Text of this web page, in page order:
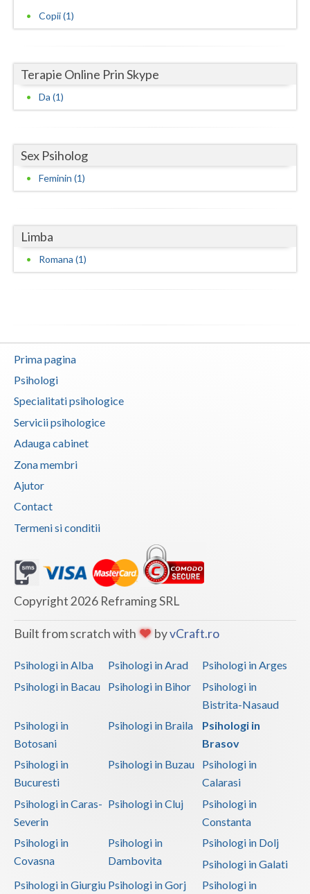
Olt
Salaj
Satu-Mare
Suceava
Teleorman
Tulcea
Valcea
Copii (1)
Terapie Online Prin Skype
Da (1)
Sex Psiholog
Feminin (1)
Limba
Romana (1)
Prima pagina
Psihologi
Specialitati psihologice
Servicii psihologice
Adauga cabinet
Zona membri
Ajutor
Contact
Termeni si conditii
Copyright 2026 Reframing SRL
Built from scratch with byvCraft.ro
Psihologi in Alba Psihologi in Arad
Psihologi in Arges
Psihologi in Bacau
Psihologi in Bihor
Psihologi in
Bistrita-Nasaud
Psihologi in
Botosani
Psihologi in Braila
Psihologi in
Brasov
Psihologi in
Bucuresti
Psihologi in Buzau
Psihologi in
Calarasi
Psihologi in Caras-
Severin
Psihologi in Cluj
Psihologi in
Constanta
Psihologi in
Covasna
Psihologi in
Dambovita
Psihologi in Dolj
Psihologi in Galati
Psihologi in Giurgiu Psihologi in Gorj Psihologi in